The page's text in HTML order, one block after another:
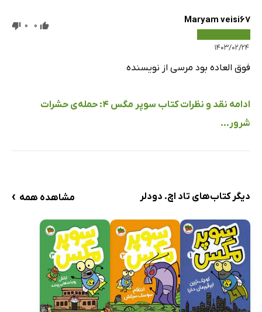
Maryam veisi67
۱۴۰۳/۰۲/۲۴
0
0
فوق العاده بود مرسی از نویسنده
ادامه نقد و نظرات کتاب سوپر مگس 4: حمله‌ی حشرات
شرور...
دیگر کتاب‌های تاد اچ. دودلر مشاهده همه ›